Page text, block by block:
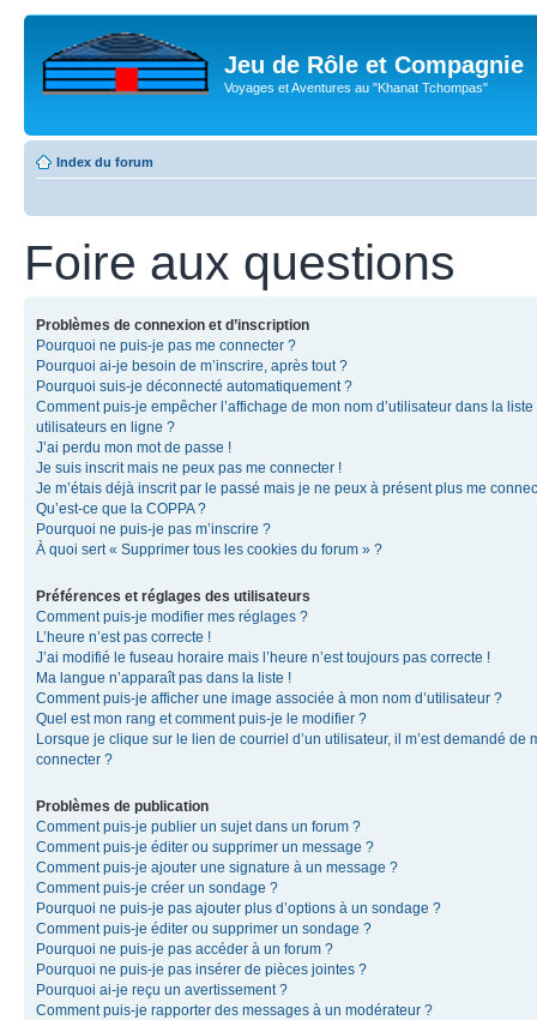
Jeu de Rôle et Compagnie
Voyages et Aventures au "Khanat Tchompas"
Index du forum
Foire aux questions
Problèmes de connexion et d’inscription
Pourquoi ne puis-je pas me connecter ?
Pourquoi ai-je besoin de m’inscrire, après tout ?
Pourquoi suis-je déconnecté automatiquement ?
Comment puis-je empêcher l’affichage de mon nom d’utilisateur dans la liste
utilisateurs en ligne ?
J’ai perdu mon mot de passe !
Je suis inscrit mais ne peux pas me connecter !
Je m’étais déjà inscrit par le passé mais je ne peux à présent plus me
Qu’est-ce que la COPPA ?
Pourquoi ne puis-je pas m’inscrire ?
À quoi sert « Supprimer tous les cookies du forum » ?
Préférences et réglages des utilisateurs
Comment puis-je modifier mes réglages ?
L’heure n’est pas correcte !
J’ai modifié le fuseau horaire mais l’heure n’est toujours pas correcte !
Ma langue n’apparaît pas dans la liste !
Comment puis-je afficher une image associée à mon nom d’utilisateur ?
Quel est mon rang et comment puis-je le modifier ?
Lorsque je clique sur le lien de courriel d’un utilisateur, il m’est demandé de
connecter ?
Problèmes de publication
Comment puis-je publier un sujet dans un forum ?
Comment puis-je éditer ou supprimer un message ?
Comment puis-je ajouter une signature à un message ?
Comment puis-je créer un sondage ?
Pourquoi ne puis-je pas ajouter plus d’options à un sondage ?
Comment puis-je éditer ou supprimer un sondage ?
Pourquoi ne puis-je pas accéder à un forum ?
Pourquoi ne puis-je pas insérer de pièces jointes ?
Pourquoi ai-je reçu un avertissement ?
Comment puis-je rapporter des messages à un modérateur ?